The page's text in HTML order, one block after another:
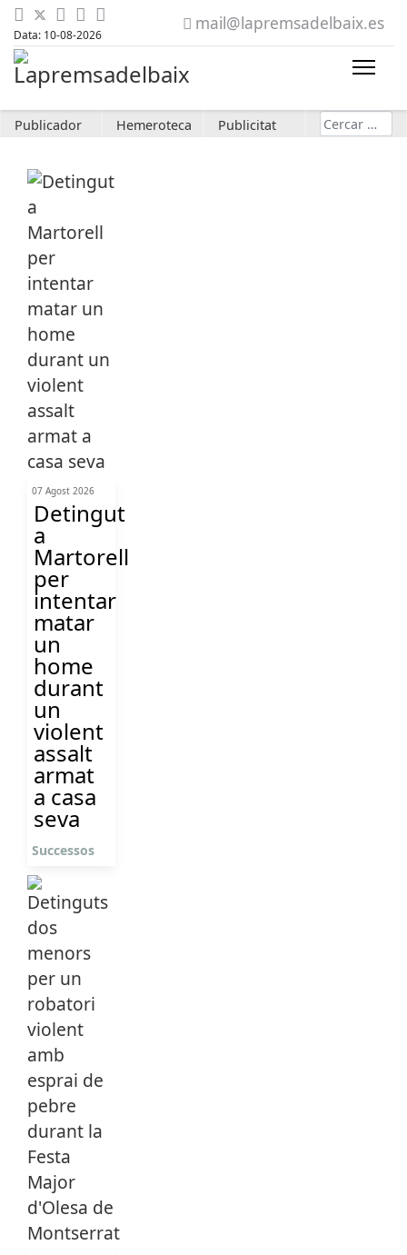
Data: 10-08-2026
mail@lapremsadelbaix.es
Publicador Hemeroteca Publicitat Cerca
07 Agost 2026
Detingut
a
Martorell
per
intentar
matar
un
home
durant
un
violent
assalt
armat
a casa
seva
Successos